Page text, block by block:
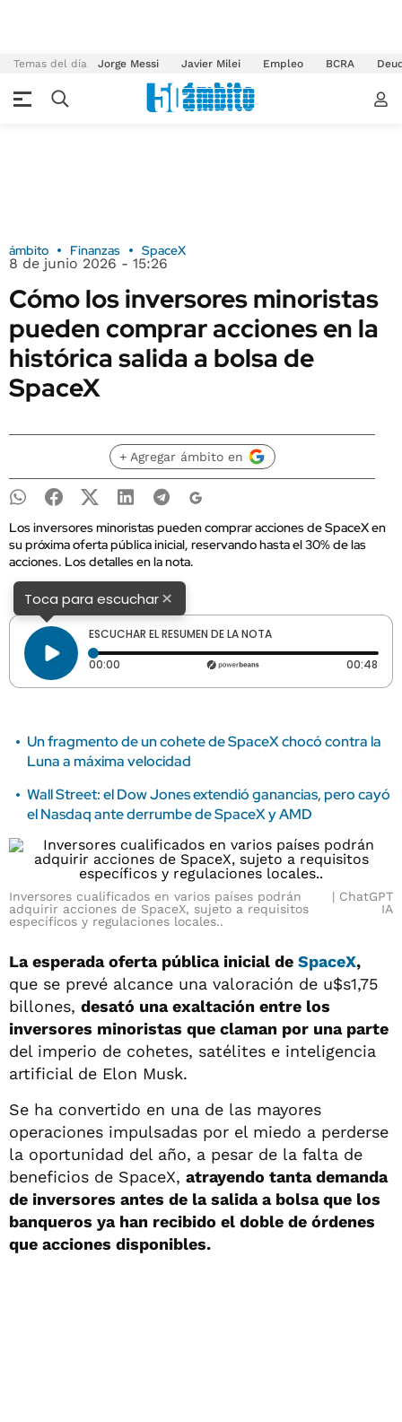
Temas del día Jorge Messi Javier Milei Empleo BCRA
ámbito Finanzas SpaceX
8 de junio 2026 - 15:26
Cómo los inversores minoristas
pueden comprar acciones en la
histórica salida a bolsa de
SpaceX
+ Agregar ámbito en
Los inversores minoristas pueden comprar acciones de SpaceX en
su próxima oferta pública inicial, reservando hasta el 30% de las
acciones. Los detalles en la nota.
Toca para escuchar×
ESCUCHAR EL RESUMEN DE LA NOTA
00:00 Tiempo transcurrido: 0 segundos 00:48
Un fragmento de un cohete de SpaceX chocó contra la
Luna a máxima velocidad
Wall Street: el Dow Jones extendió ganancias, pero cayó
el Nasdaq ante derrumbe de SpaceX y AMD
Inversores cualificados en varios países podrán
adquirir acciones de SpaceX, sujeto a requisitos
específicos y regulaciones locales..
ChatGPT
IA
La esperada oferta pública inicial de SpaceX,
que se prevé alcance una valoración de u$s1,75
billones, desató una exaltación entre los
inversores minoristas que claman por una parte
del imperio de cohetes, satélites e inteligencia
artificial de Elon Musk.
Se ha convertido en una de las mayores
operaciones impulsadas por el miedo a perderse
la oportunidad del año, a pesar de la falta de
beneficios de SpaceX, atrayendo tanta demanda
de inversores antes de la salida a bolsa que los
banqueros ya han recibido el doble de órdenes
que acciones disponibles.